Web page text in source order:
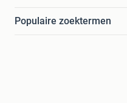
Populaire zoektermen